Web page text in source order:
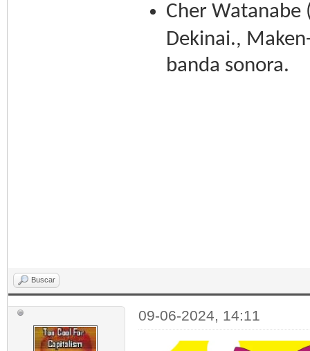
Cher Watanabe
Dekinai.,
banda sonora.
Buscar
09-06-2024, 14:11